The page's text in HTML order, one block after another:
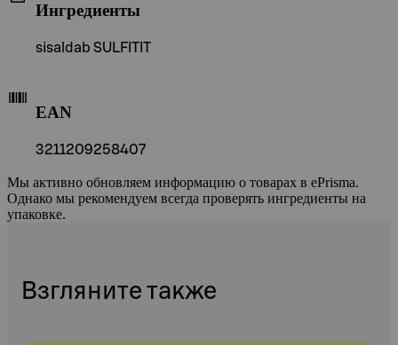
Ингредиенты
sisaldab SULFITIT
EAN
3211209258407
Мы активно обновляем информацию о товарах в ePrisma.
Однако мы рекомендуем всегда проверять ингредиенты на
упаковке.
Взгляните также